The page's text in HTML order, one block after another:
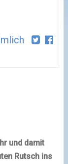
und damit
Rutsch ins